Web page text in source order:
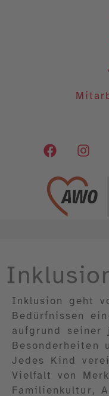
Inklusion geht
Bedürfnissen
aufgrund seiner
Besonderheiten
Jedes Kind
Vielfalt von
Familienkultur,